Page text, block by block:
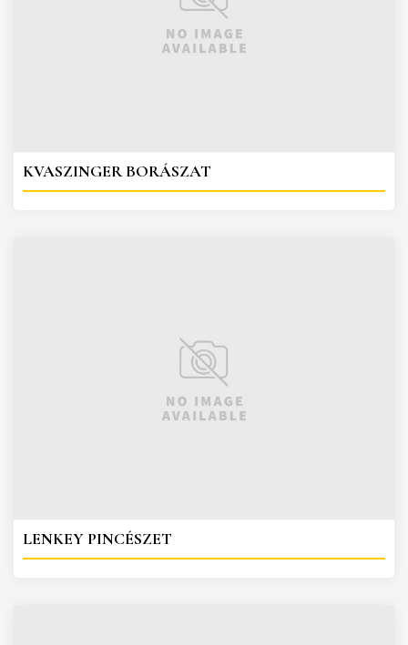
KVASZINGER BORÁSZAT
LENKEY PINCÉSZET